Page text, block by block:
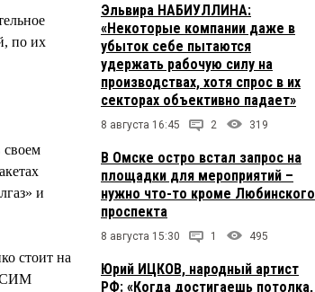
по их
и
стоит на
Эльвира НАБИУЛЛИНА:
«Некоторые компании даже в
убыток себе пытаются
удержать рабочую силу на
производствах, хотя спрос в их
секторах объективно падает»
8 августа 16:45 2 319
В Омске остро встал запрос на
площадки для мероприятий –
нужно что-то кроме Любинского
проспекта
8 августа 15:30 1 495
Юрий ИЦКОВ, народный артист
РФ: «Когда достигаешь потолка,